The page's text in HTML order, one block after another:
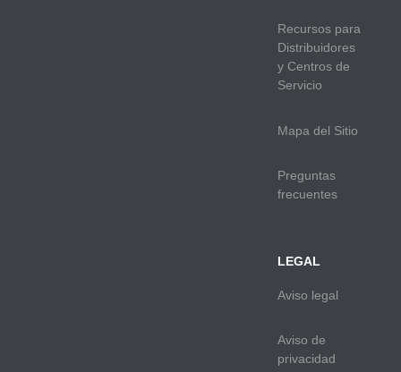
Recursos para
Distribuidores
y Centros de
Servicio
Mapa del Sitio
Preguntas
frecuentes
LEGAL
Aviso legal
Aviso de
privacidad